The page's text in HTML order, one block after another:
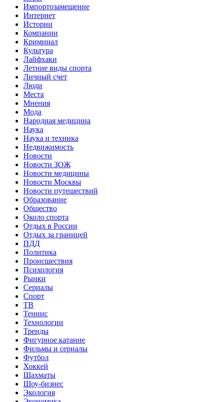
Импортозамещение
Интернет
Истории
Компании
Криминал
Культура
Лайфхаки
Летние виды спорта
Личный счет
Люди
Места
Мнения
Мода
Народная медицина
Наука
Наука и техника
Недвижимость
Новости
Новости ЗОЖ
Новости медицины
Новости Москвы
Новости путешествий
Образование
Общество
Около спорта
Отдых в России
Отдых за границей
ПДД
Политика
Происшествия
Психология
Рынки
Сериалы
Спорт
ТВ
Теннис
Технологии
Тренды
Фигурное катание
Фильмы и сериалы
Футбол
Хоккей
Шахматы
Шоу-бизнес
Экология